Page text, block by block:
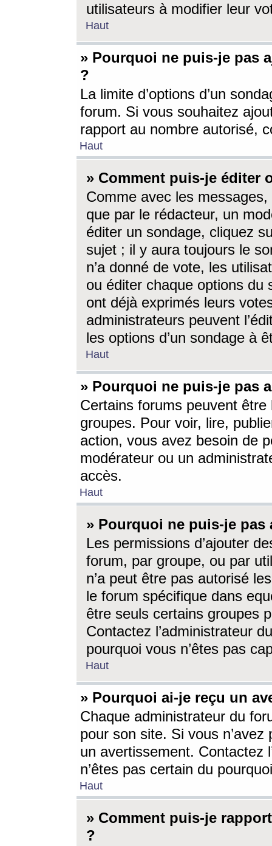
utilisateurs à modifier leur
Haut
» Pourquoi ne puis-je pas
?
La limite d’options d’un
forum. Si vous souhaitez
rapport au nombre autorisé,
Haut
» Comment puis-je éditer
Comme avec les
que par le rédacteur, un
éditer un sondage, cliquez
sujet ; il y aura toujours le
n’a donné de vote, les
ou éditer chaque options du
ont déjà exprimés leurs
administrateurs peuvent
les options d’un sondage à
Haut
» Pourquoi ne puis-je pas
Certains forums peuvent être
groupes. Pour voir, lire,
action, vous avez besoin de
modérateur ou un
accès.
Haut
» Pourquoi ne puis-je
Les permissions d’ajouter
forum, par groupe, ou par
n’a peut être pas autorisé
le forum spécifique dans
être seuls certains groupes
Contactez l’administrateur
pourquoi vous n’êtes pas
Haut
» Pourquoi ai-je reçu un
Chaque administrateur du
pour son site. Si vous
un avertissement. Contactez
n’êtes pas certain du
Haut
» Comment puis-je
?